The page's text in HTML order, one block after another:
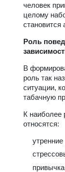
человек
целому
становится
Роль
В
роль так
ситуации,
табачную
К наиболее
относятся: